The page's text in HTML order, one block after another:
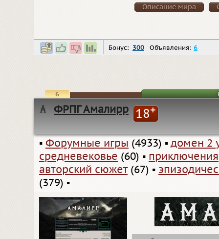
Описание мира
Бонус: 300 Объявления: 6
6
ФРПГ Амалирр 18+
▪ Форумные игры (4933) ▪ домен 2
средневековье (60) ▪ приключения
авторский сюжет(67) ▪
(379) ▪